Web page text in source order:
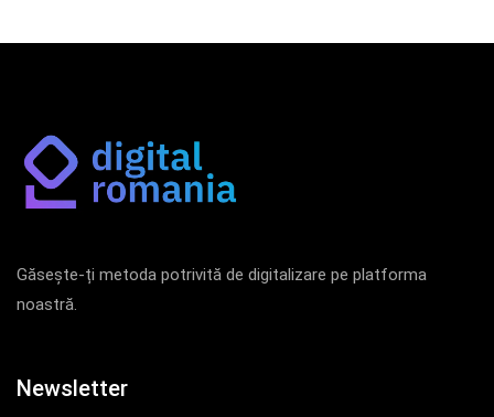
Găsește-ți metoda potrivită de digitalizare pe platforma
noastră.
Newsletter